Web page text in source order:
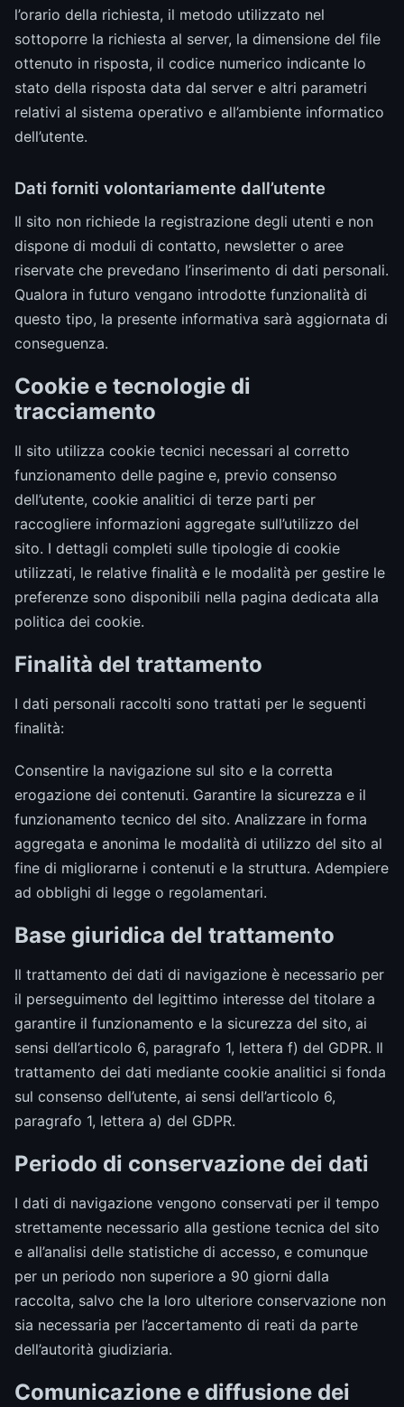
l’orario della richiesta, il metodo utilizzato nel
sottoporre la richiesta al server, la dimensione del file
ottenuto in risposta, il codice numerico indicante lo
stato della risposta data dal server e altri parametri
relativi al sistema operativo e all’ambiente informatico
dell’utente.
Dati forniti volontariamente dall’utente
Il sito non richiede la registrazione degli utenti e non
dispone di moduli di contatto, newsletter o aree
riservate che prevedano l’inserimento di dati personali.
Qualora in futuro vengano introdotte funzionalità di
questo tipo, la presente informativa sarà aggiornata di
conseguenza.
Cookie e tecnologie di
tracciamento
Il sito utilizza cookie tecnici necessari al corretto
funzionamento delle pagine e, previo consenso
dell’utente, cookie analitici di terze parti per
raccogliere informazioni aggregate sull’utilizzo del
sito. I dettagli completi sulle tipologie di cookie
utilizzati, le relative finalità e le modalità per gestire le
preferenze sono disponibili nella pagina dedicata alla
politica dei cookie.
Finalità del trattamento
I dati personali raccolti sono trattati per le seguenti
finalità:
Consentire la navigazione sul sito e la corretta
erogazione dei contenuti. Garantire la sicurezza e il
funzionamento tecnico del sito. Analizzare in forma
aggregata e anonima le modalità di utilizzo del sito al
fine di migliorarne i contenuti e la struttura. Adempiere
ad obblighi di legge o regolamentari.
Base giuridica del trattamento
Il trattamento dei dati di navigazione è necessario per
il perseguimento del legittimo interesse del titolare a
garantire il funzionamento e la sicurezza del sito, ai
sensi dell’articolo 6, paragrafo 1, lettera f) del GDPR. Il
trattamento dei dati mediante cookie analitici si fonda
sul consenso dell’utente, ai sensi dell’articolo 6,
paragrafo 1, lettera a) del GDPR.
Periodo di conservazione dei dati
I dati di navigazione vengono conservati per il tempo
strettamente necessario alla gestione tecnica del sito
e all’analisi delle statistiche di accesso, e comunque
per un periodo non superiore a 90 giorni dalla
raccolta, salvo che la loro ulteriore conservazione non
sia necessaria per l’accertamento di reati da parte
dell’autorità giudiziaria.
Comunicazione e diffusione dei